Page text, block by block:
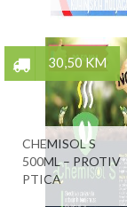
30,50 KM
CHEMISOL S
500ML – PROTIV
PTICA